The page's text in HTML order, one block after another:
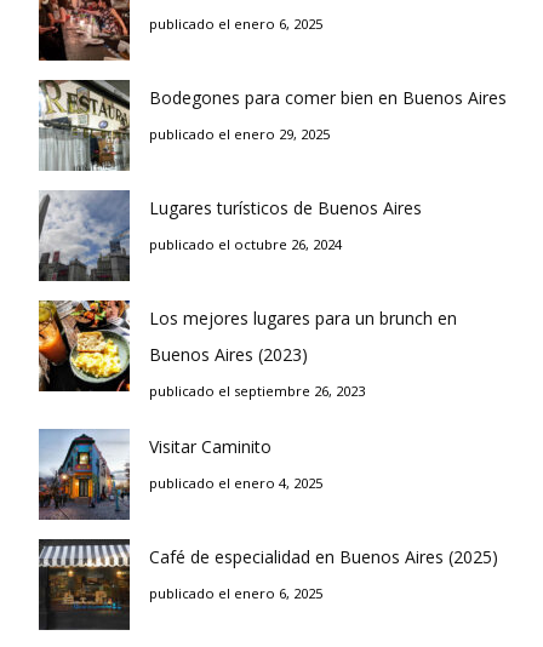
publicado el enero 6, 2025
Bodegones para comer bien en Buenos Aires
publicado el enero 29, 2025
Lugares turísticos de Buenos Aires
publicado el octubre 26, 2024
Los mejores lugares para un brunch en
Buenos Aires (2023)
publicado el septiembre 26, 2023
Visitar Caminito
publicado el enero 4, 2025
Café de especialidad en Buenos Aires (2025)
publicado el enero 6, 2025